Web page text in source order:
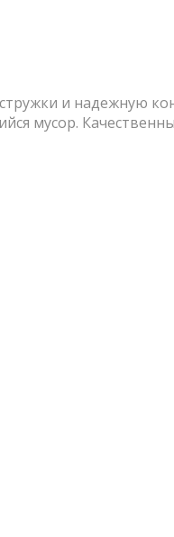
стружки и
мусор.